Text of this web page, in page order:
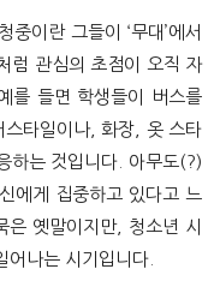
중이란 그들이 ‘무대’에서
럼 관심의 초점이 오직 자
를 들면 학생들이 버스를
스타일이나, 화장, 옷 스타
하는 것입니다. 아무도(?)
에게 집중하고 있다고 느
옛말이지만, 청소년 시
어나는 시기입니다.